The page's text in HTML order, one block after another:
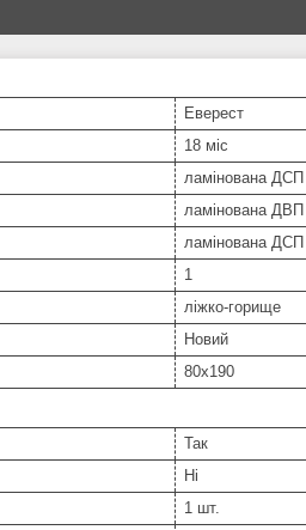
Еверест
18 міс
ламінована ДСП
ламінована ДВП
ламінована ДСП
1
ліжко-горище
Новий
80х190
Так
Ні
1 шт.